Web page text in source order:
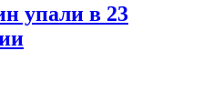
упали в 23